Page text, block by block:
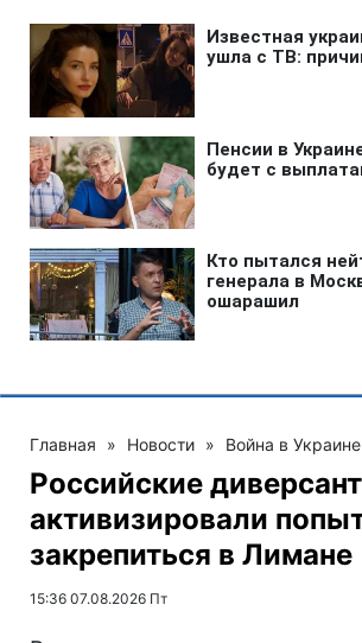
Главная » Новости » Война в Украине
Российские
активизировали
закрепиться в Лимане
15:36 07.08.2026 Пт